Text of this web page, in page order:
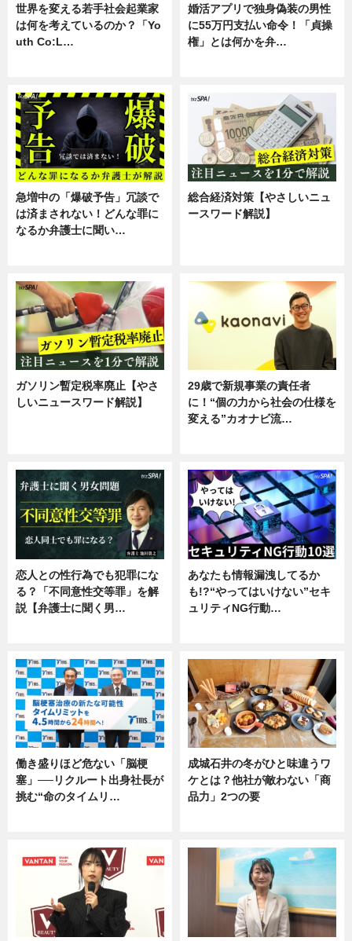
世界を変える若手社会起業家
は何を考えているのか？「Yo
uth Co:L…
婚活アプリで独身偽装の男性
に55万円支払い命令！「貞操
権」とは何かを弁…
急増中の「爆破予告」冗談で
は済まされない！どんな罪に
なるか弁護士に聞い…
総合経済対策【やさしいニュ
ースワード解説】
ガソリン暫定税率廃止【やさ
しいニュースワード解説】
29歳で新規事業の責任者
に！“個の力から社会の仕様を
変える”カオナビ流…
恋人との性行為でも犯罪にな
る？「不同意性交等罪」を解
説【弁護士に聞く男…
あなたも情報漏洩してるか
も!?“やってはいけない”セキ
ュリティNG行動…
働き盛りほど危ない「脳梗
塞」──リクルート出身社長が
挑む“命のタイムリ…
成城石井の冬がひと味違うワ
ケとは？他社が敵わない「商
品力」2つの要